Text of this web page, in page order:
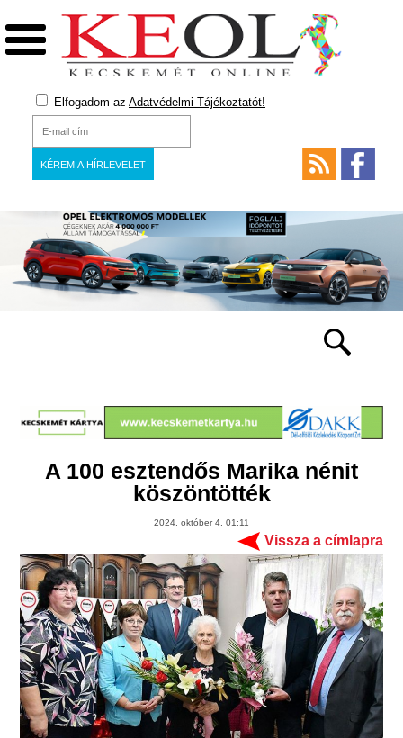
Elfogadom az Adatvédelmi Tájékoztatót!
A 100 esztendős Marika nénit
köszöntötték
2024. október 4. 01:11
Vissza a címlapra